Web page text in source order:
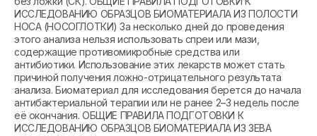
ИССЛЕДОВАНИЮ ОБРАЗЦОВ БИОМАТЕРИАЛА ИЗ ПОЛОСТИ
НОСА (НОСОГЛОТКИ) За несколько дней до проведения
этого анализа нельзя использовать спреи или мази,
содержащие противомикробные средства или
антибиотики. Использование этих лекарств может стать
причиной получения ложно-отрицательного результата
анализа. Биоматериал для исследования берется до начала
антибактериальной терапии или не ранее 2–3 недель после
её окончания. ОБЩИЕ ПРАВИЛА ПОДГОТОВКИ К
ИССЛЕДОВАНИЮ ОБРАЗЦОВ БИОМАТЕРИАЛА ИЗ ЗЕВА